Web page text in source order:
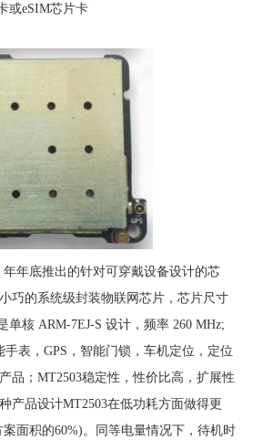
或eSIM芯片卡
年年底推出的针对可穿戴设备设计的芯
巧的系统级封装物联网芯片，芯片尺寸
单核 ARM-7EJ-S 设计，频率 260 MHz;
表，GPS，智能门锁，车机定位，定位
品；MT2503稳定性，性价比高，扩展性
产品设计MT2503在低功耗方面做得更
面积的60%)。同等电量情况下，待机时